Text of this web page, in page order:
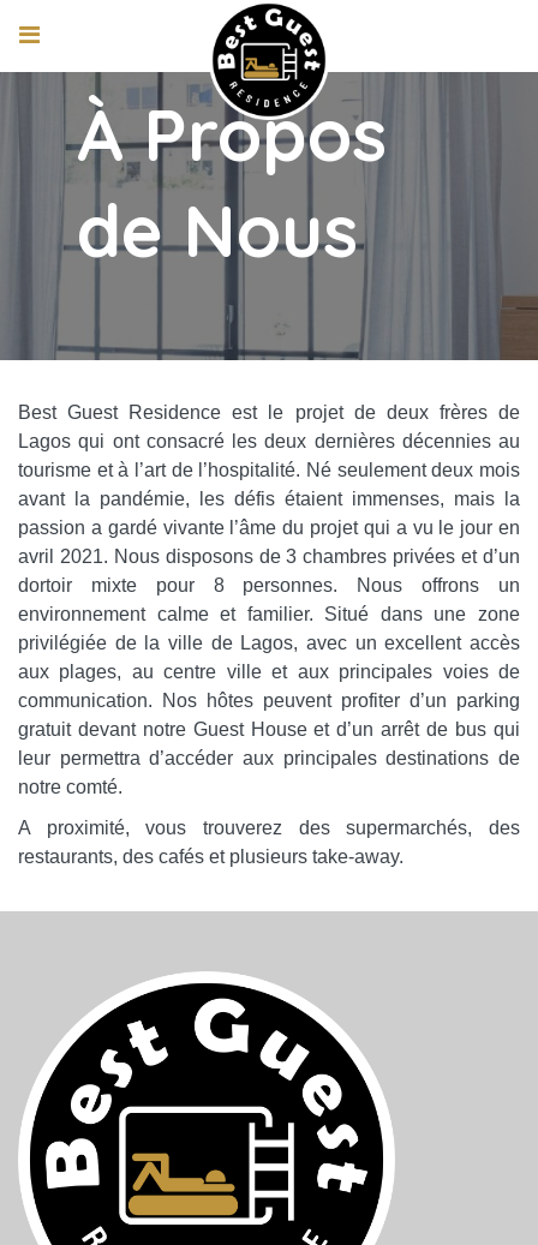
À Propos
de Nous
Best Guest Residence est le projet de deux frères de
Lagos qui ont consacré les deux dernières décennies au
tourisme et à l’art de l’hospitalité. Né seulement deux mois
avant la pandémie, les défis étaient immenses, mais la
passion a gardé vivante l’âme du projet qui a vu le jour en
avril 2021. Nous disposons de 3 chambres privées et d’un
dortoir mixte pour 8 personnes. Nous offrons un
environnement calme et familier. Situé dans une zone
privilégiée de la ville de Lagos, avec un excellent accès
aux plages, au centre ville et aux principales voies de
communication. Nos hôtes peuvent profiter d’un parking
gratuit devant notre Guest House et d’un arrêt de bus qui
leur permettra d’accéder aux principales destinations de
notre comté.
A proximité, vous trouverez des supermarchés, des
restaurants, des cafés et plusieurs take-away.